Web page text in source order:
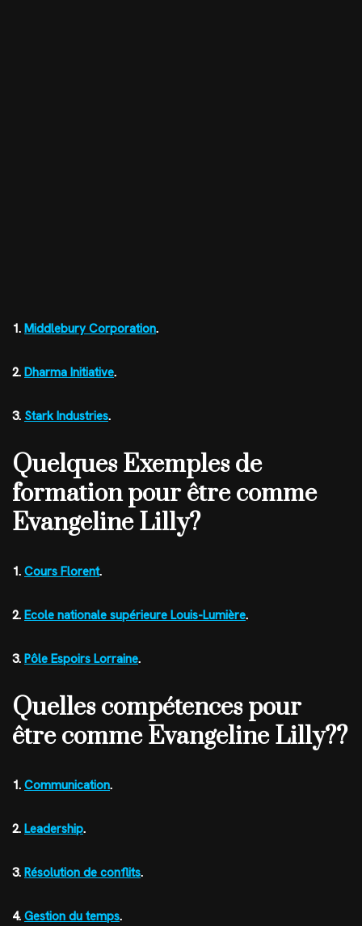
1. Middlebury Corporation.
2. Dharma Initiative.
3. Stark Industries.
Quelques Exemples de
formation pour être comme
Evangeline Lilly?
1. Cours Florent.
2. Ecole nationale supérieure Louis-Lumière.
3. Pôle Espoirs Lorraine.
Quelles compétences pour
être comme Evangeline Lilly??
1. Communication.
2. Leadership.
3. Résolution de conflits.
4. Gestion du temps.